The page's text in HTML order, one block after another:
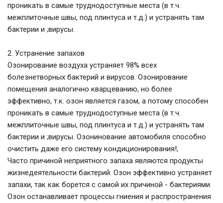
проникать в самые труднодоступные места (в т.ч.
межплиточные швы, под плинтуса и т.д.) и устранять там
бактерии и ;вирусы.
2. Устранение запахов
Озонирование воздуха устраняет 98% всех
болезнетворных бактерий и вирусов. Озонирование
помещения аналогично кварцеванию, но более
эффективно, т.к. озон является газом, а потому способен
проникать в самые труднодоступные места (в т.ч.
межплиточные швы, под плинтуса и т.д.) и устранять там
бактерии и ;вирусы. Озонинование автомобиля способно
очистить даже его систему кондиционирования!;
Часто причиной неприятного запаха являются продукты
жизнедеятельности бактерий. Озон эффективно устраняет
запахи, так как борется с самой их причиной - бактериями.
Озон останавливает процессы гниения и распространения